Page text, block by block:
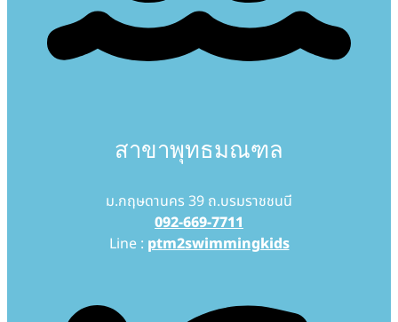
สาขาพุทธมณฑล
ม.กฤษดานคร 39 ถ.บรมราชชนนี
092-669-7711
Line : ptm2swimmingkids